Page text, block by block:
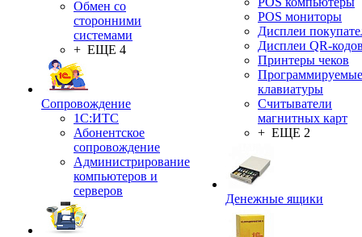
Обмен со
сторонними
системами
+ ЕЩЕ 4
Сопровождение
1C:ИТС
Абонентское
сопровождение
Администрирование
компьютеров и
серверов
POS мониторы
Дисплеи
Дисплеи QR-
Принтеры чеков
Программируемые
клавиатуры
Считыватели
магнитных карт
+ ЕЩЕ 2
Денежные ящики